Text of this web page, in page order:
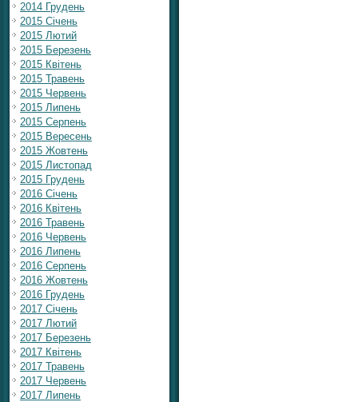
2014 Грудень
2015 Січень
2015 Лютий
2015 Березень
2015 Квітень
2015 Травень
2015 Червень
2015 Липень
2015 Серпень
2015 Вересень
2015 Жовтень
2015 Листопад
2015 Грудень
2016 Січень
2016 Квітень
2016 Травень
2016 Червень
2016 Липень
2016 Серпень
2016 Жовтень
2016 Грудень
2017 Січень
2017 Лютий
2017 Березень
2017 Квітень
2017 Травень
2017 Червень
2017 Липень